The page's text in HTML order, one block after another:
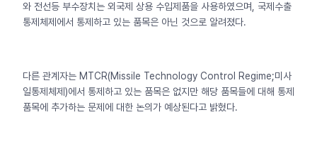
와 전선등 부수장치는 외국제 상용 수입제품을 사용하였으며, 국제수출
통제체제에서 통제하고 있는 품목은 아닌 것으로 알려졌다.
다른 관계자는 MTCR(Missile Technology Control Regime;미사
일통제체제)에서 통제하고 있는 품목은 없지만 해당 품목들에 대해 통제
품목에 추가하는 문제에 대한 논의가 예상된다고 밝혔다.